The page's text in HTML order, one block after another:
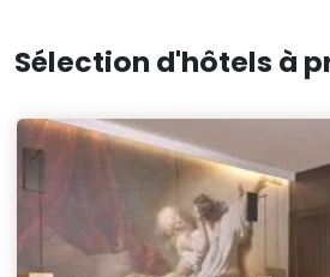
Sélection d'hôtels à